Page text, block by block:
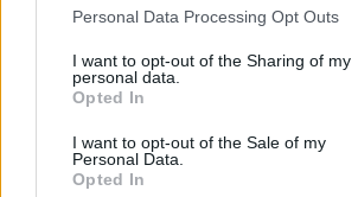
Please note that this website/app uses
not limited to your visit or usage behaviour.
grant or deny consent to Google and its
use your data for below specified
consent section.
Personal Data Processing Opt Outs
I want to opt-out of the Sharing of my
personal data.
Opted In
I want to opt-out of the Sale of my
Personal Data.
Opted In
Lendvai Ildikó, "az MSZP volt elnöke"
csütörtöki Népszabadságban
önkritikát: a baloldal legfőbb
némileg inkoherens fejtegetést. De
szocialista párt egyetlen
egyszerűen…